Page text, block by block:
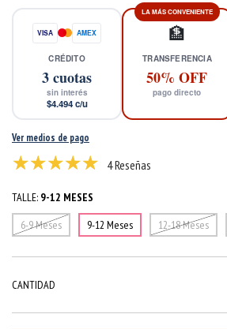
VISA AMEX
CRÉDITO
3cuotas
sin interés
$4.494c/u
LA MÁS CONVENIENTE
🏦
TRANSFERENCIA
50% OFF
pago directo
Ver medios de pago
4 Reseñas
TALLE: 9-12 MESES
6-9 Meses
9-12 Meses 12-18 Meses
CANTIDAD